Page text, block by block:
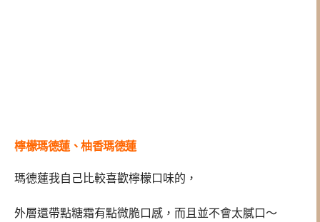
檸檬瑪德蓮、柚香瑪德蓮
瑪德蓮我自己比較喜歡檸檬口味的，
外層還帶點糖霜有點微脆口感，而且並不會太膩口～